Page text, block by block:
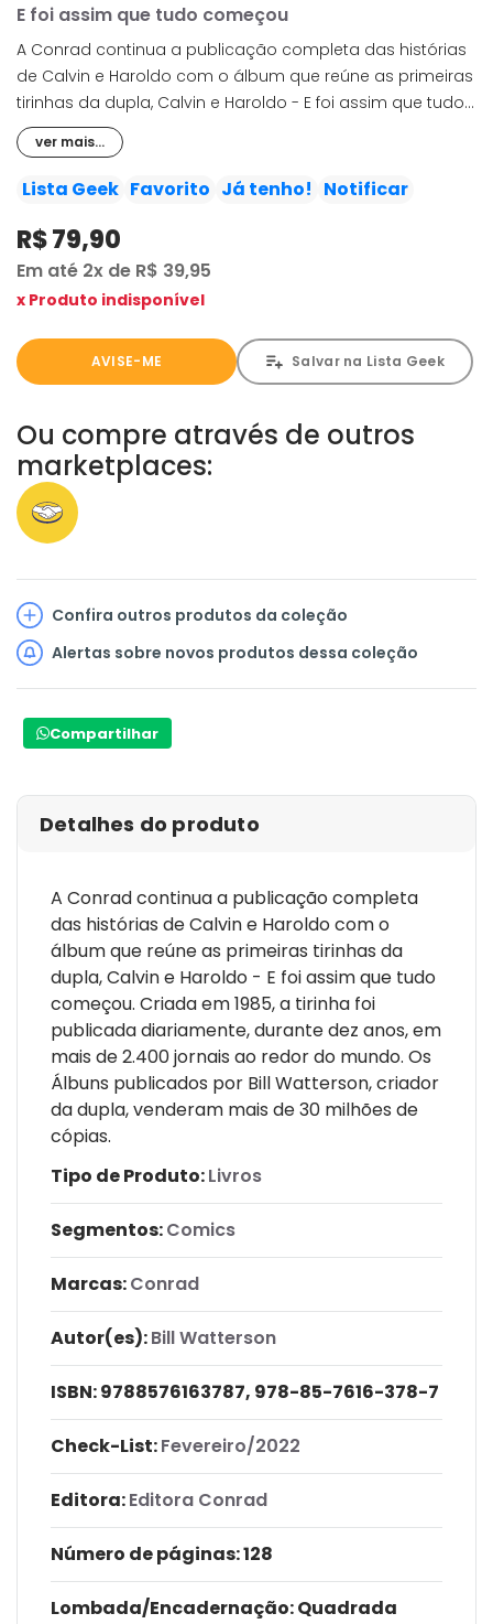
E foi assim que tudo começou
A Conrad continua a publicação completa das histórias
de Calvin e Haroldo com o álbum que reúne as primeiras
tirinhas da dupla, Calvin e Haroldo - E foi assim que tudo
começou. Criada em 1985, a tirinha foi publicada
diariamente, durante dez anos, em mais de 2.400 jornais
ao redor do mundo. Os Álbuns publicados por Bill
milhões de cópias.
ver mais...
Lista Geek Favorito Já tenho! Notificar
R$ 79,90
Em até 2x de R$ 39,95
x Produto indisponível
AVISE-ME Salvar na Lista Geek
Ou compre através de outros
marketplaces:
Confira outros produtos da coleção
Alertas sobre novos produtos dessa coleção
Compartilhar
Detalhes do produto
A Conrad continua a publicação completa
das histórias de Calvin e Haroldo com o
álbum que reúne as primeiras tirinhas da
dupla, Calvin e Haroldo - E foi assim que tudo
começou. Criada em 1985, a tirinha foi
publicada diariamente, durante dez anos, em
mais de 2.400 jornais ao redor do mundo. Os
Álbuns publicados por Bill Watterson, criador
da dupla, venderam mais de 30 milhões de
cópias.
Tipo de Produto:Livros
Segmentos:Comics
Marcas:Conrad
Autor(es):Bill Watterson
ISBN:9788576163787, 978-85-7616-378-7
Check-List:Fevereiro/2022
Editora:Editora Conrad
Número de páginas: 128
Lombada/Encadernação: Quadrada